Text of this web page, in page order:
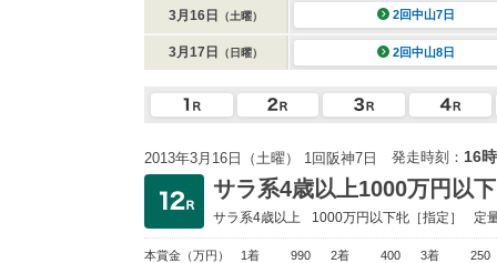
3月16日 （土曜） 2回中山7日
3月17日 （日曜） 2回中山8日
2013年3月16日（土曜） 1回阪神7日 発走時刻： 16
サラ系4歳以上1000万円以下
サラ系4歳以上 1000万円以下牝［指定］ 定
本賞金 （万円） 1着 990 2着 400 3着 250